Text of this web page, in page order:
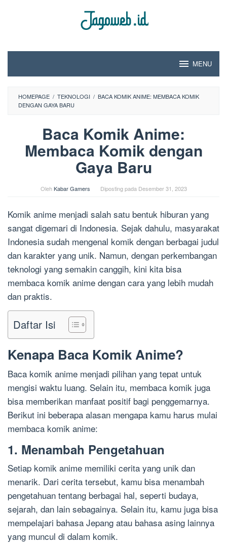
MENU
HOMEPAGE / TEKNOLOGI / BACA KOMIK ANIME: MEMBACA KOMIK
DENGAN GAYA BARU
Baca Komik Anime:
Membaca Komik dengan
Gaya Baru
OlehKabar Gamers Diposting pada Desember 31, 2023
Komik anime menjadi salah satu bentuk hiburan yang
sangat digemari di Indonesia. Sejak dahulu, masyarakat
Indonesia sudah mengenal komik dengan berbagai judul
dan karakter yang unik. Namun, dengan perkembangan
teknologi yang semakin canggih, kini kita bisa
membaca komik anime dengan cara yang lebih mudah
dan praktis.
Daftar Isi
Kenapa Baca Komik Anime?
Baca komik anime menjadi pilihan yang tepat untuk
mengisi waktu luang. Selain itu, membaca komik juga
bisa memberikan manfaat positif bagi penggemarnya.
Berikut ini beberapa alasan mengapa kamu harus mulai
membaca komik anime:
1. Menambah Pengetahuan
Setiap komik anime memiliki cerita yang unik dan
menarik. Dari cerita tersebut, kamu bisa menambah
pengetahuan tentang berbagai hal, seperti budaya,
sejarah, dan lain sebagainya. Selain itu, kamu juga bisa
mempelajari bahasa Jepang atau bahasa asing lainnya
yang muncul di dalam komik.